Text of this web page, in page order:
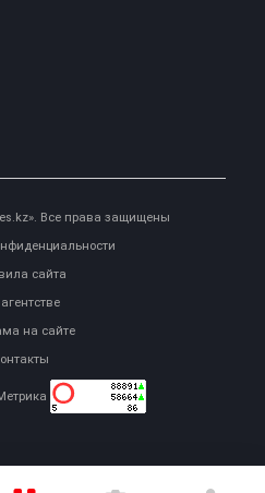
Все права защищены
сайта
на сайте